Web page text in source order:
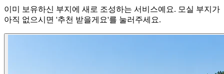
이미 보유하신 부지에 새로 조성하는 서비스예요. 모실 부지가
아직 없으시면 '추천 받을게요'를 눌러주세요.